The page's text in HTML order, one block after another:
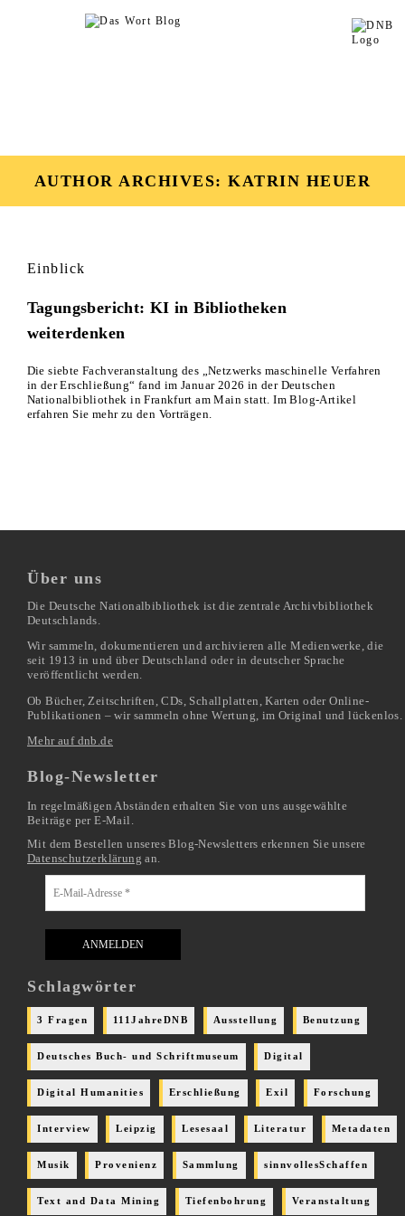
AUTHOR ARCHIVES:KATRIN HEUER
Einblick
Tagungsbericht: KI in Bibliotheken
weiterdenken
Die siebte Fachveranstaltung des „Netzwerks maschinelle Verfahren
in der Erschließung“ fand im Januar 2026 in der Deutschen
Nationalbibliothek in Frankfurt am Main statt. Im Blog-Artikel
erfahren Sie mehr zu den Vorträgen.
Über uns
Die Deutsche Nationalbibliothek ist die zentrale Archivbibliothek
Deutschlands.
Wir sammeln, dokumentieren und archivieren alle Medienwerke, die
seit 1913 in und über Deutschland oder in deutscher Sprache
veröffentlicht werden.
Ob Bücher, Zeitschriften, CDs, Schallplatten, Karten oder Online-
Publikationen – wir sammeln ohne Wertung, im Original und lückenlos.
Mehr auf dnb.de
Blog-Newsletter
In regelmäßigen Abständen erhalten Sie von uns ausgewählte
Beiträge per E-Mail.
Mit dem Bestellen unseres Blog-Newsletters erkennen Sie unsere
Datenschutzerklärung an.
Schlagwörter
3 Fragen 111JahreDNB Ausstellung Benutzung
Deutsches Buch- und Schriftmuseum Digital
Digital Humanities Erschließung Exil Forschung
Interview Leipzig Lesesaal Literatur Metadaten
Musik Provenienz Sammlung sinnvollesSchaffen
Text and Data Mining Tiefenbohrung Veranstaltung